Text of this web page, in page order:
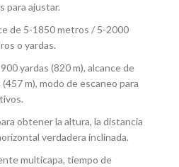
para ajustar.
de 5-1850 metros / 5-2000
o yardas.
yardas (820 m), alcance de
m), modo de escaneo para
obtener la altura, la distancia
verdadera inclinada.
multicapa, tiempo de